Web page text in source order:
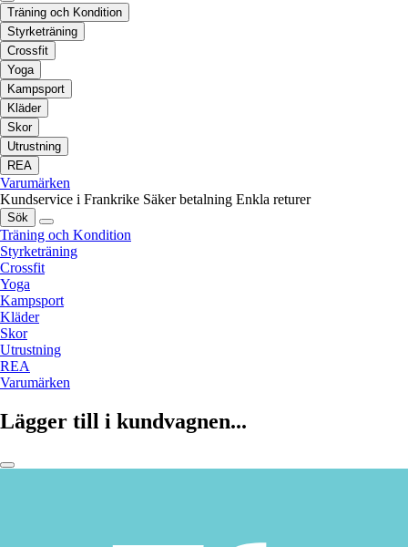
Träning och Kondition
Styrketräning
Crossfit
Yoga
Kampsport
Kläder
Skor
Utrustning
REA
Varumärken
Kundservice i Frankrike Säker betalning Enkla returer
Sök
Träning och Kondition
Styrketräning
Crossfit
Yoga
Kampsport
Kläder
Skor
Utrustning
REA
Varumärken
Lägger till i kundvagnen...